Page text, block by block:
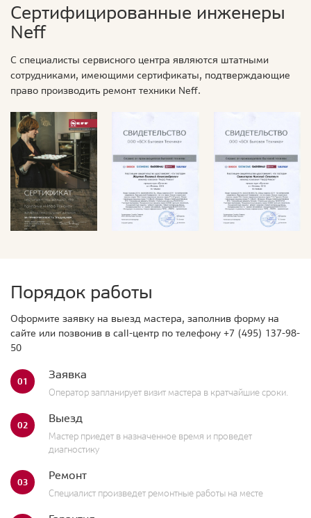
Сертифицированные инженеры
Neff
С специалисты сервисного центра являются штатными
сотрудниками, имеющими сертификаты, подтверждающие
право производить ремонт техники Neff.
Порядок работы
Оформите заявку на выезд мастера, заполнив форму на
сайте или позвонив в call-центр по телефону +7 (495) 137-98-
50
01 Заявка
Оператор запланирует визит мастера в кратчайшие сроки.
02 Выезд
Мастер приедет в назначенное время и проведет
диагностику
03 Ремонт
Специалист произведет ремонтные работы на месте